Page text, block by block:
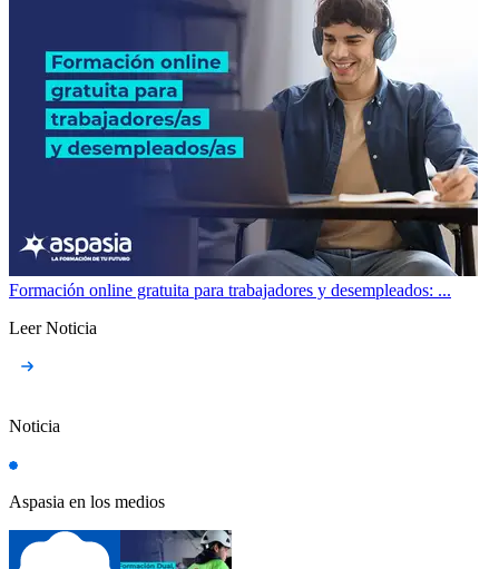
Formación online gratuita para trabajadores y desempleados: ...
Leer Noticia
Noticia
Aspasia en los medios